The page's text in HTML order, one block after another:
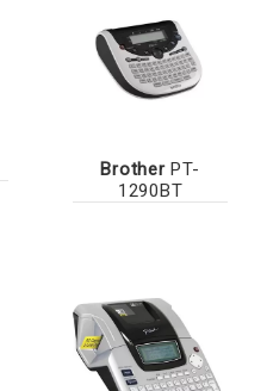
BrotherPT-
1290BT